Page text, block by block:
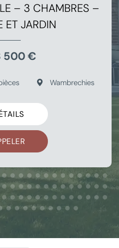
– 3 CHAMBRES –
ET JARDIN
500 €
Wambrechies